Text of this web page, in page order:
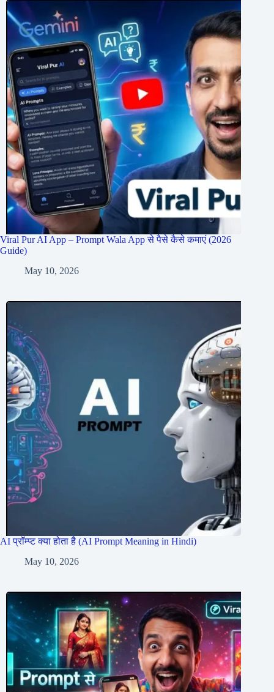
Viral Pur AI App – Prompt Wala App से पैसे कैसे कमाएं (2026
Guide)
May 10, 2026
AI प्रॉम्प्ट क्या होता है (AI Prompt Meaning in Hindi)
May 10, 2026